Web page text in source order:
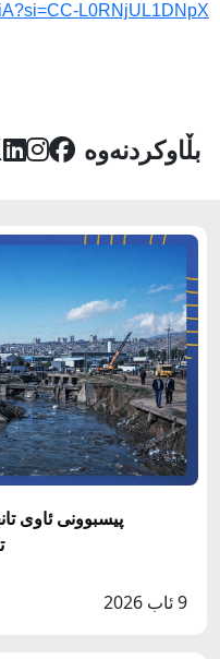
L0RNjUL1DNpX-
بڵاوکردنەوە
پيسبوونى ئاوى
9 ئاب 2026